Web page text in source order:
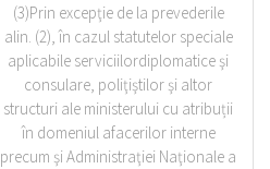
(3)Prin excepţie de la prevederile
alin. (2), în cazul statutelor speciale
aplicabile serviciilordiplomatice şi
consulare, poliţiştilor şi altor
structuri ale ministerului cu atribuții
în domeniul afacerilor interne
precum şi Administraţiei Naţionale a